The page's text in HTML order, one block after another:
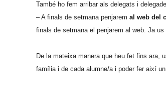
També ho fem arribar als delegats i
– A finals de setmana penjarem al web del
finals de setmana el penjarem al web. Ja us
De la mateixa manera que heu fet fins ara,
família i de cada alumne/a i poder fer així